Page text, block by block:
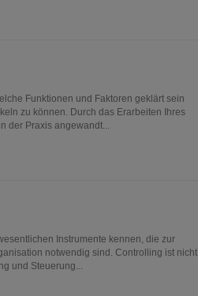
Funktionen und Faktoren geklärt sein
zu können. Durch das Erarbeiten Ihres
der Praxis angewandt...
Instrumente kennen, die zur
notwendig sind. Controlling ist nicht
und Steuerung...